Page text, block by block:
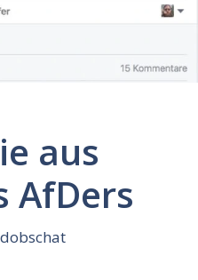
aus
AfDers
dobschat